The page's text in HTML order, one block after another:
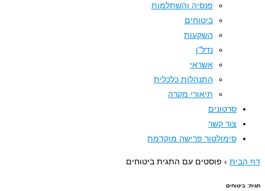
פנסיה והשתלמות
ביטוחים
השקעות
נדל"ן
אשראי
התנהלות כלכלית
תיאורי מקרה
סרטונים
צור קשר
סימולטור פרישה מוקדמת
› פוסטים עם התגית ביטוחים
ביטוחים